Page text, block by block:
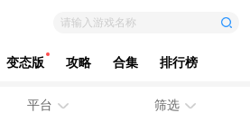
请输入游戏名称
变态版 攻略 合集 排行榜
平台 筛选